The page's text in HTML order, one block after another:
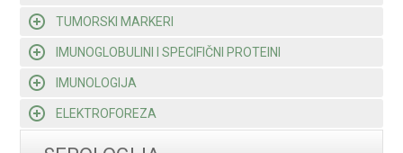
TUMORSKI MARKERI
IMUNOGLOBULINI I SPECIFIČNI PROTEINI
IMUNOLOGIJA
ELEKTROFOREZA